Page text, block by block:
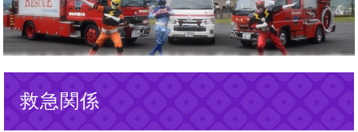
。
て
本
文
救急関係